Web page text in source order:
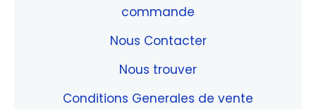
commande
Nous Contacter
Nous trouver
Conditions Generales de vente